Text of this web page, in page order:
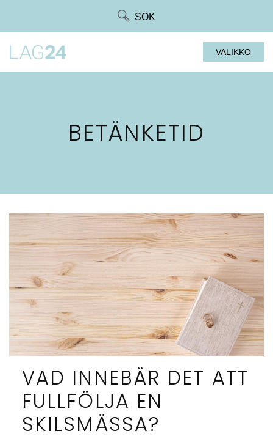
SÖK
VALIKKO
BETÄNKETID
VAD INNEBÄR DET ATT
FULLFÖLJA EN
SKILSMÄSSA?